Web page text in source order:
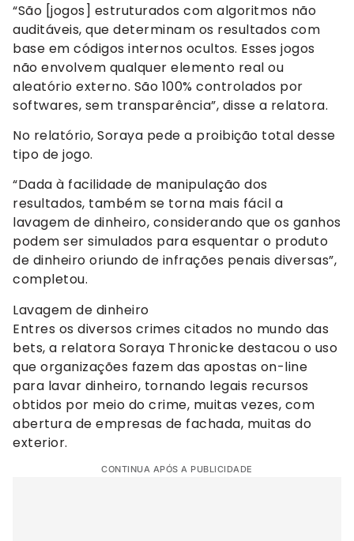
“São [jogos] estruturados com algoritmos não
auditáveis, que determinam os resultados com
base em códigos internos ocultos. Esses jogos
não envolvem qualquer elemento real ou
aleatório externo. São 100% controlados por
softwares, sem transparência”, disse a relatora.
No relatório, Soraya pede a proibição total desse
tipo de jogo.
“Dada à facilidade de manipulação dos
resultados, também se torna mais fácil a
lavagem de dinheiro, considerando que os ganhos
podem ser simulados para esquentar o produto
de dinheiro oriundo de infrações penais diversas”,
completou.
Lavagem de dinheiro
Entres os diversos crimes citados no mundo das
bets, a relatora Soraya Thronicke destacou o uso
que organizações fazem das apostas on-line
para lavar dinheiro, tornando legais recursos
obtidos por meio do crime, muitas vezes, com
abertura de empresas de fachada, muitas do
exterior.
CONTINUA APÓS A PUBLICIDADE